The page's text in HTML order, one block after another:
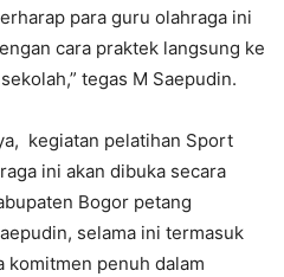
para guru olahraga ini
cara praktek langsung ke
tegas M Saepudin.
kegiatan pelatihan Sport
ini akan dibuka secara
Bogor petang
selama ini termasuk
komitmen penuh dalam